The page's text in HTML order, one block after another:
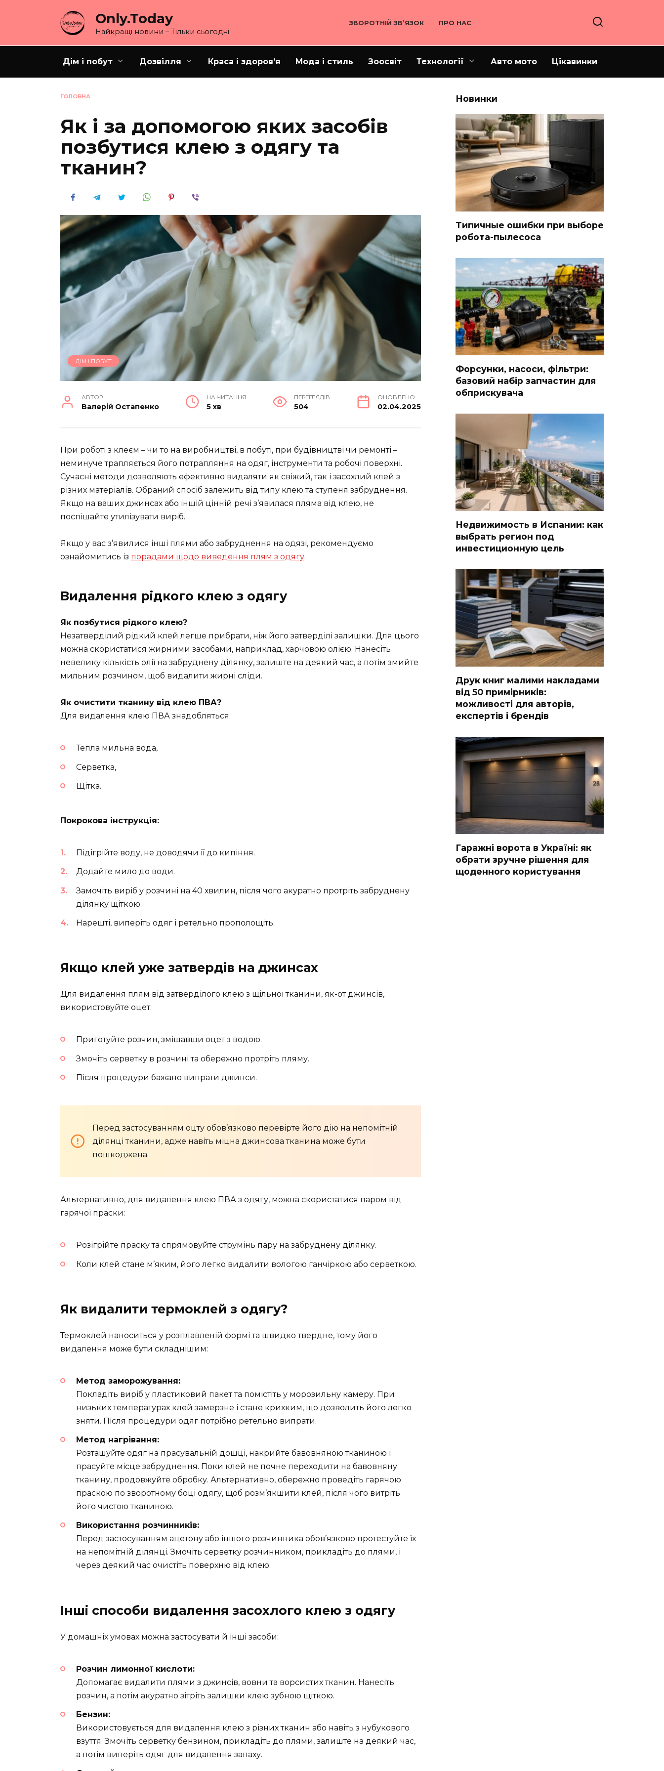
Only.Today
Найкращі новини – Тільки сьогодні
ЗВОРОТНІЙ ЗВ’ЯЗОК ПРО НАС
Дім і побут Дозвілля Краса і здоров’я Мода і стиль Зоосвіт Технології Авто мото Цікавинки
ГОЛОВНА
Як і за допомогою яких засобів
позбутися клею з одягу та
тканин?
ДІМ І ПОБУТ
АВТОР
Валерій Остапенко
НА ЧИТАННЯ
5 хв
ПЕРЕГЛЯДІВ
504
ОНОВЛЕНО
02.04.2025
При роботі з клеєм – чи то на виробництві, в побуті, при будівництві чи ремонті –
неминуче трапляється його потрапляння на одяг, інструменти та робочі поверхні.
Сучасні методи дозволяють ефективно видаляти як свіжий, так і засохлий клей з
різних матеріалів. Обраний спосіб залежить від типу клею та ступеня забруднення.
Якщо на ваших джинсах або іншій цінній речі з’явилася пляма від клею, не
поспішайте утилізувати виріб.
Якщо у вас з’явилися інші плями або забруднення на одязі, рекомендуємо
ознайомитись із порадами щодо виведення плям з одягу.
Видалення рідкого клею з одягу
Як позбутися рідкого клею?
Незатверділий рідкий клей легше прибрати, ніж його затверділі залишки. Для цього
можна скористатися жирними засобами, наприклад, харчовою олією. Нанесіть
невелику кількість олії на забруднену ділянку, залиште на деякий час, а потім змийте
мильним розчином, щоб видалити жирні сліди.
Як очистити тканину від клею ПВА?
Для видалення клею ПВА знадобляться:
Тепла мильна вода,
Серветка,
Щітка.
Покрокова інструкція:
Підігрійте воду, не доводячи її до кипіння.
Додайте мило до води.
Замочіть виріб у розчині на 40 хвилин, після чого акуратно протріть забруднену
ділянку щіткою.
Нарешті, виперіть одяг і ретельно прополощіть.
Якщо клей уже затвердів на джинсах
Для видалення плям від затверділого клею з щільної тканини, як-от джинсів,
використовуйте оцет:
Приготуйте розчин, змішавши оцет з водою.
Змочіть серветку в розчині та обережно протріть пляму.
Після процедури бажано випрати джинси.
Перед застосуванням оцту обов’язково перевірте його дію на непомітній
ділянці тканини, адже навіть міцна джинсова тканина може бути
пошкоджена.
Альтернативно, для видалення клею ПВА з одягу, можна скористатися паром від
гарячої праски:
Розігрійте праску та спрямовуйте струмінь пару на забруднену ділянку.
Коли клей стане м’яким, його легко видалити вологою ганчіркою або серветкою.
Як видалити термоклей з одягу?
Термоклей наноситься у розплавленій формі та швидко твердне, тому його
видалення може бути складнішим:
Метод заморожування:
Покладіть виріб у пластиковий пакет та помістіть у морозильну камеру. При
низьких температурах клей замерзне і стане крихким, що дозволить його легко
зняти. Після процедури одяг потрібно ретельно випрати.
Метод нагрівання:
Розташуйте одяг на прасувальній дошці, накрийте бавовняною тканиною і
прасуйте місце забруднення. Поки клей не почне переходити на бавовняну
тканину, продовжуйте обробку. Альтернативно, обережно проведіть гарячою
праскою по зворотному боці одягу, щоб розм’якшити клей, після чого витріть
його чистою тканиною.
Використання розчинників:
Перед застосуванням ацетону або іншого розчинника обов’язково протестуйте їх
на непомітній ділянці. Змочіть серветку розчинником, прикладіть до плями, і
через деякий час очистіть поверхню від клею.
Інші способи видалення засохлого клею з одягу
У домашніх умовах можна застосувати й інші засоби:
Розчин лимонної кислоти:
Допомагає видалити плями з джинсів, вовни та ворсистих тканин. Нанесіть
розчин, а потім акуратно зітріть залишки клею зубною щіткою.
Бензин:
Використовується для видалення клею з різних тканин або навіть з нубукового
взуття. Змочіть серветку бензином, прикладіть до плями, залиште на деякий час,
а потім виперіть одяг для видалення запаху.
Новинки
Типичные ошибки при выборе
робота-пылесоса
Форсунки, насоси, фільтри:
базовий набір запчастин для
обприскувача
Недвижимость в Испании: как
выбрать регион под
инвестиционную цель
Друк книг малими накладами
від 50 примірників:
можливості для авторів,
експертів і брендів
Гаражні ворота в Україні: як
обрати зручне рішення для
щоденного користування